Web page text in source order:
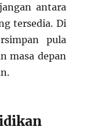
antara
tersedia. Di
pula
masa depan